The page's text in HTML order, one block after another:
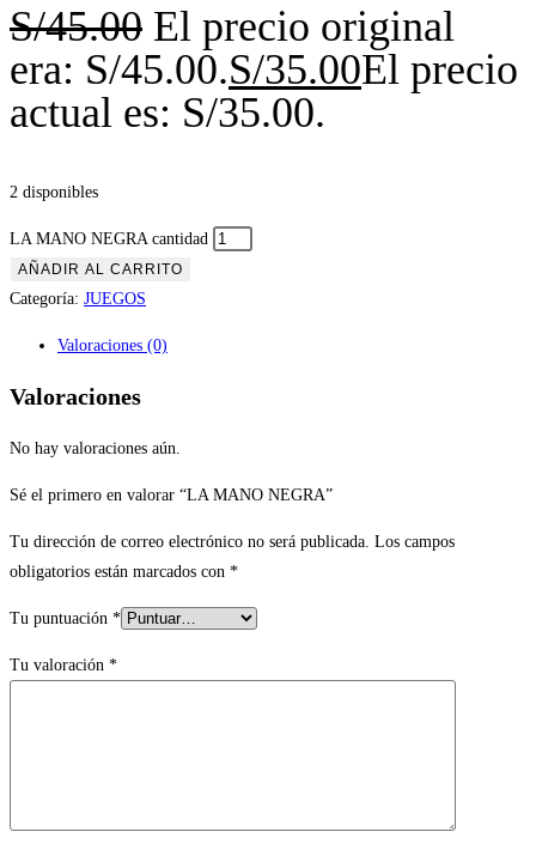
S/45.00 El precio original
era: S/45.00.S/35.00El precio
actual es: S/35.00.
2 disponibles
LA MANO NEGRA cantidad
AÑADIR AL CARRITO
Categoría: JUEGOS
Valoraciones (0)
Valoraciones
No hay valoraciones aún.
Sé el primero en valorar “LA MANO NEGRA”
Tu dirección de correo electrónico no será publicada. Los campos
obligatorios están marcados con *
Tu puntuación *
Tu valoración *